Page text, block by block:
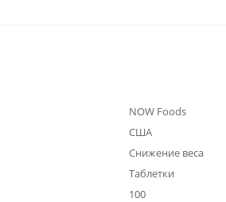
NOW Foods
США
Снижение веса
Таблетки
100